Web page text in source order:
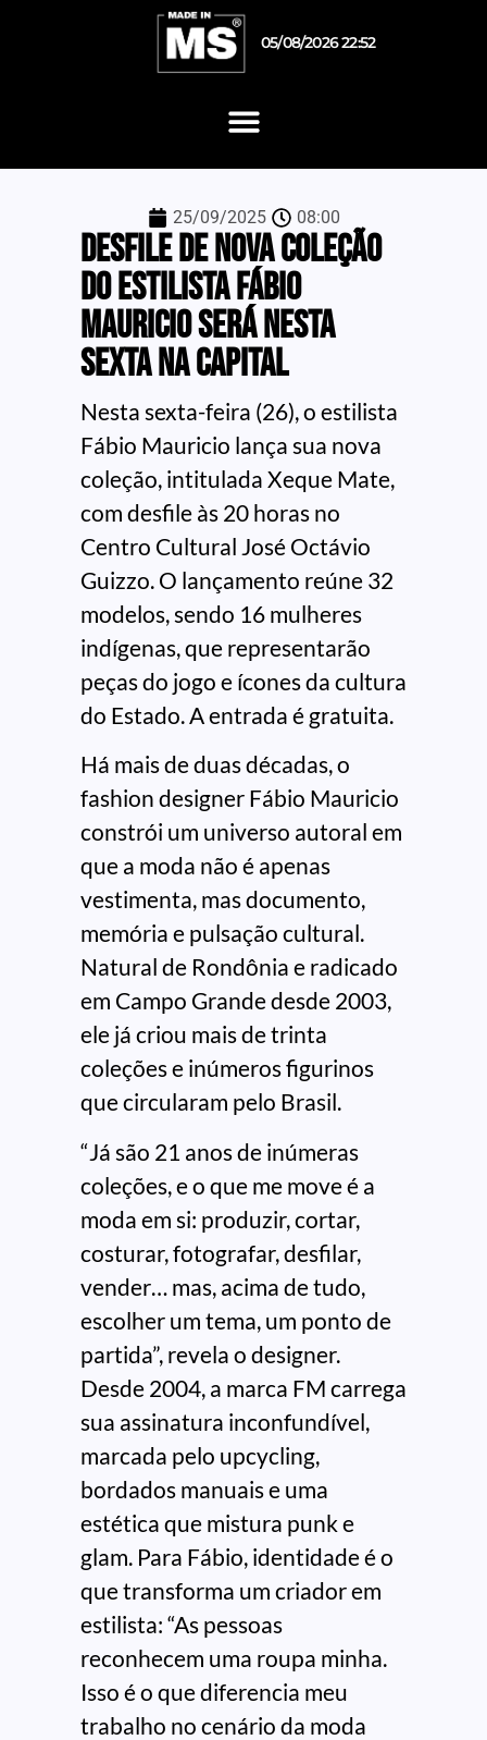
05/08/2026 22:52
25/09/2025 08:00
Desfile de nova coleção
do estilista Fábio
Mauricio será nesta
sexta na Capital
Nesta sexta-feira (26), o estilista
Fábio Mauricio lança sua nova
coleção, intitulada Xeque Mate,
com desfile às 20 horas no
Centro Cultural José Octávio
Guizzo. O lançamento reúne 32
modelos, sendo 16 mulheres
indígenas, que representarão
peças do jogo e ícones da cultura
do Estado. A entrada é gratuita.
Há mais de duas décadas, o
fashion designer Fábio Mauricio
constrói um universo autoral em
que a moda não é apenas
vestimenta, mas documento,
memória e pulsação cultural.
Natural de Rondônia e radicado
em Campo Grande desde 2003,
ele já criou mais de trinta
coleções e inúmeros figurinos
que circularam pelo Brasil.
“Já são 21 anos de inúmeras
coleções, e o que me move é a
moda em si: produzir, cortar,
costurar, fotografar, desfilar,
vender… mas, acima de tudo,
escolher um tema, um ponto de
partida”, revela o designer.
Desde 2004, a marca FM carrega
sua assinatura inconfundível,
marcada pelo upcycling,
bordados manuais e uma
estética que mistura punk e
glam. Para Fábio, identidade é o
que transforma um criador em
estilista: “As pessoas
reconhecem uma roupa minha.
Isso é o que diferencia meu
trabalho no cenário da moda